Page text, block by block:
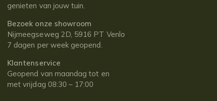
genieten van jouw tuin.
Bezoek onze showroom
Nijmeegseweg 2D, 5916 PT Venlo
7 dagen per week geopend.
Klantenservice
Geopend van maandag tot en
met vrijdag 08:30 – 17:00